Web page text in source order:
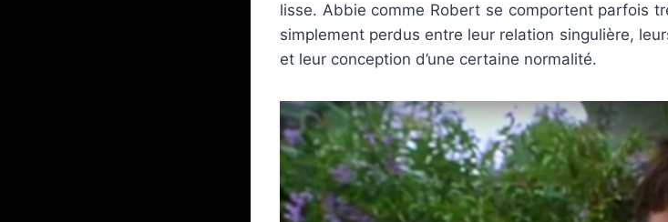
lisse. Abbie comme Robert se comportent parfois
simplement perdus entre leur relation singulière,
et leur conception d’une certaine normalité.